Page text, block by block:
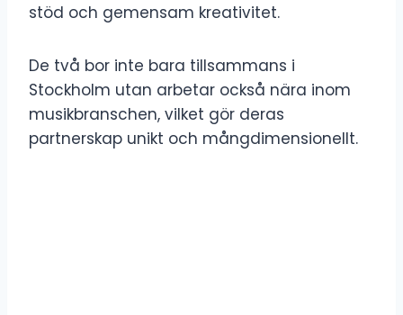
stöd och gemensam kreativitet.
De två bor inte bara tillsammans i
Stockholm utan arbetar också nära inom
musikbranschen, vilket gör deras
partnerskap unikt och mångdimensionellt.